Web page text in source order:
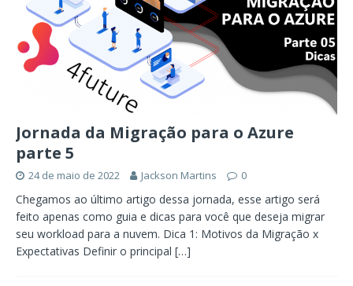
Jornada da Migração para o Azure
parte 5
24 de maio de 2022 Jackson Martins 0
Chegamos ao último artigo dessa jornada, esse artigo será
feito apenas como guia e dicas para você que deseja migrar
seu workload para a nuvem. Dica 1: Motivos da Migração x
Expectativas Definir o principal […]